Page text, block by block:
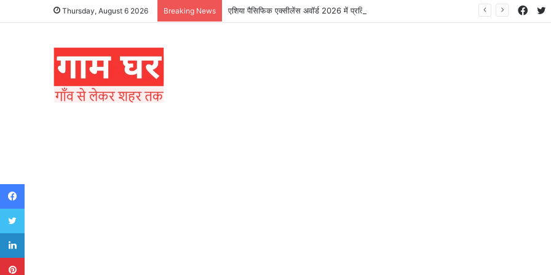
Thursday, August 6 2026 Breaking News एशिया पैसिफिक एक्सीलेंस अवॉर्ड 2026 में प्रतिभाओं का सम्मान’
Facebook
Twitter
LinkedIn
Pinterest